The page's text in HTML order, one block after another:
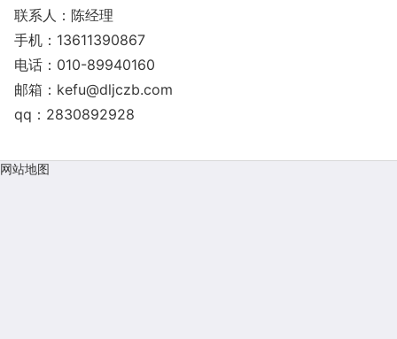
联系人：陈经理
手机：13611390867
电话：010-89940160
邮箱： kefu@dljczb.com
qq：2830892928
网站地图